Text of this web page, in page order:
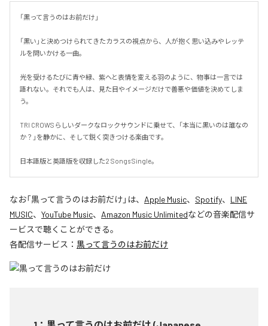
「黒って言うのはお前だけ」
「黒い」と決めつけられてきたカラスの視点から、人が抱く思い込みやレッテ
ルを問いかける一曲。
光を受けるたびに青や緑、紫へと表情を変える羽のように、物事は一言では
語れない。それでも人は、見た目やイメージだけで善悪や価値を決めてしま
う。
TRI CROWSらしいダークなロックサウンドに乗せて、「本当に黒いのは誰なの
か？」を静かに、そして鋭く突きつける楽曲です。
日本語版と英語版を収録した2 Songs Single。
なお「黒って言うのはお前だけ」は、 Apple Music、 Spotify、 LINE
MUSIC、 YouTube Music、 Amazon Music Unlimitedなどの音楽配信サ
ービスで聴くことができる。
各配信サービス： 黒って言うのはお前だけ